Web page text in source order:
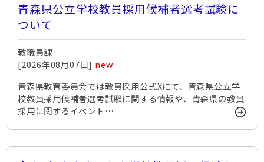
青森県公立学校教員採用候補者選考試験に
ついて
教職員課
[2026年08月07日] new
青森県教育委員会では教員採用公式Xにて、青森県公立学
校教員採用候補者選考試験に関する情報や、青森県の教員
採用に関するイベント…